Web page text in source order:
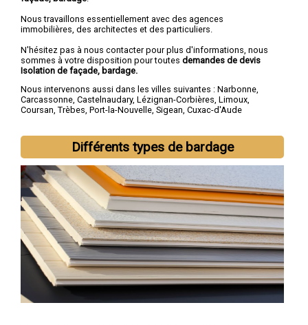
Nous travaillons essentiellement avec des agences
immobilières, des architectes et des particuliers.
N'hésitez pas à nous contacter pour plus d'informations, nous
sommes à votre disposition pour toutes demandes de devis
Isolation de façade, bardage.
Nous intervenons aussi dans les villes suivantes : Narbonne,
Carcassonne, Castelnaudary, Lézignan-Corbières, Limoux,
Coursan, Trèbes, Port-la-Nouvelle, Sigean, Cuxac-d'Aude
Différents types de bardage